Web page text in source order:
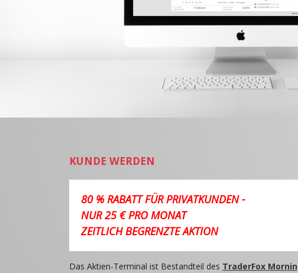
KUNDE WERDEN
80 % RABATT FÜR PRIVATKUNDEN -
NUR 25 € PRO MONAT
ZEITLICH BEGRENZTE AKTION
Das Aktien-Terminal ist Bestandteil des TraderFox